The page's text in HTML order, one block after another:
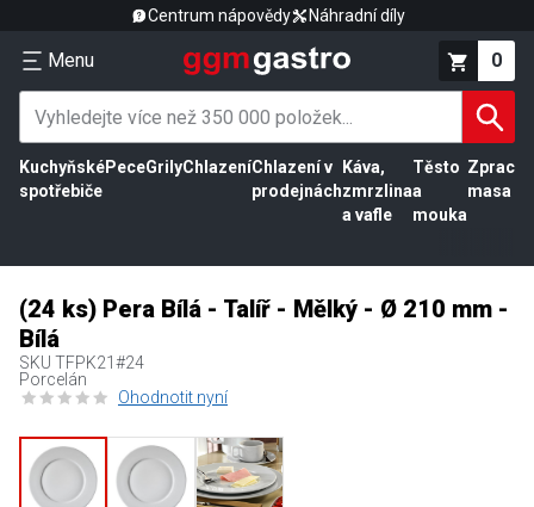
Centrum nápovědy Náhradní díly
Menu 0
Kuchyňské
spotřebiče
PeceGrilyChlazeníChlazení v
prodejnách
Káva,
zmrzlina
a vafle
Těsto
a
mouka
masa
(24 ks) Pera Bílá - Talíř - Mělký - Ø 210 mm -
Bílá
SKU TFPK21#24
Porcelán
Ohodnotit nyní